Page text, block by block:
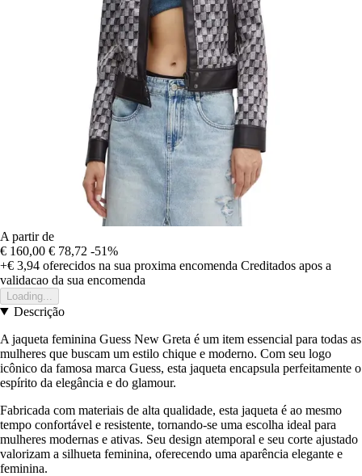
A partir de
€ 160,00 € 78,72 -51%
+€ 3,94 oferecidos na sua proxima encomenda Creditados apos a
validacao da sua encomenda
Loading...
Descrição
A jaqueta feminina Guess New Greta é um item essencial para todas as
mulheres que buscam um estilo chique e moderno. Com seu logo
icônico da famosa marca Guess, esta jaqueta encapsula perfeitamente o
espírito da elegância e do glamour.
Fabricada com materiais de alta qualidade, esta jaqueta é ao mesmo
tempo confortável e resistente, tornando-se uma escolha ideal para
mulheres modernas e ativas. Seu design atemporal e seu corte ajustado
valorizam a silhueta feminina, oferecendo uma aparência elegante e
feminina.